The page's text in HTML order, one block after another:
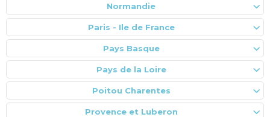
Normandie
Paris - Ile de France
Pays Basque
Pays de la Loire
Poitou Charentes
Provence et Luberon